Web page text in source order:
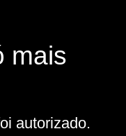
mais
autorizado.